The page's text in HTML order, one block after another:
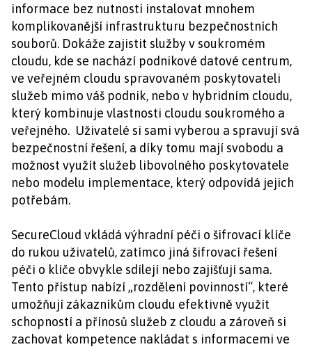
informace bez nutnosti instalovat mnohem
komplikovanější infrastrukturu bezpečnostních
souborů. Dokáže zajistit služby v soukromém
cloudu, kde se nachází podnikové datové centrum,
ve veřejném cloudu spravovaném poskytovateli
služeb mimo váš podnik, nebo v hybridním cloudu,
který kombinuje vlastnosti cloudu soukromého a
veřejného. Uživatelé si sami vyberou a spravují svá
bezpečnostní řešení, a díky tomu mají svobodu a
možnost využít služeb libovolného poskytovatele
nebo modelu implementace, který odpovídá jejich
potřebám.
SecureCloud vkládá výhradní péči o šifrovací klíče
do rukou uživatelů, zatímco jiná šifrovací řešení
péči o klíče obvykle sdílejí nebo zajišťují sama.
Tento přístup nabízí „rozdělení povinností“, které
umožňují zákazníkům cloudu efektivně využít
schopností a přínosů služeb z cloudu a zároveň si
zachovat kompetence nakládat s informacemi ve